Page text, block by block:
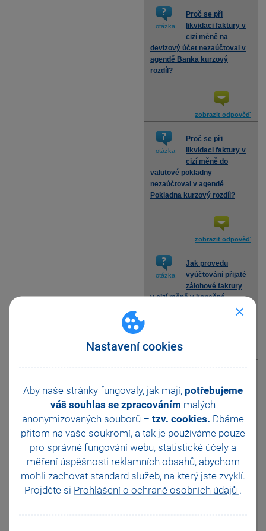
Nastavení cookies
Aby naše stránky fungovaly, jak mají, potřebujeme
váš souhlas se zpracováním malých
anonymizovaných souborů – tzv. cookies. Dbáme
přitom na vaše soukromí, a tak je používáme pouze
pro správné fungování webu, statistické účely a
měření úspěšnosti reklamních obsahů, abychom
mohli zachovat standard služeb, na který jste zvyklí.
Projděte si Prohlášení o ochraně osobních údajů .
otázka
Proč se při
likvidaci faktury v
cizí měně na
devizový účet nezaúčtoval v
agendě Banka kurzový
rozdíl?
zobrazit odpověď
otázka
Proč se při
likvidaci faktury v
cizí měně do
valutové pokladny
nezaúčtoval v agendě
Pokladna kurzový rozdíl?
zobrazit odpověď
otázka
Jak provedu
vyúčtování přijaté
zálohové faktury
v cizí měně v konečné
otázka
nastavení jsem si
zatrhla, že
pohledávky a závazky chci
účtovat pevným kurzem.
Kde si mohu pevný kurz
nastavit?
zobrazit odpověď